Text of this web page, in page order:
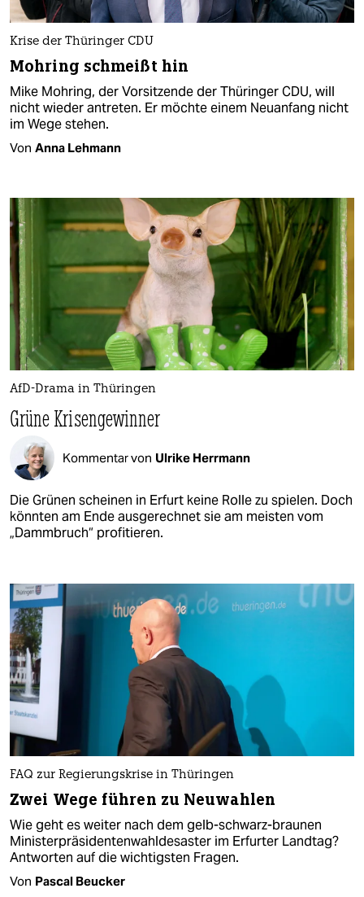
Krise der Thüringer CDU
Mohring schmeißt hin
Mike Mohring, der Vorsitzende der Thüringer CDU, will
nicht wieder antreten. Er möchte einem Neuanfang nicht
im Wege stehen.
Von Anna Lehmann
AfD-Drama in Thüringen
Grüne Krisengewinner
Kommentar von Ulrike Herrmann
Die Grünen scheinen in Erfurt keine Rolle zu spielen. Doch
könnten am Ende ausgerechnet sie am meisten vom
„Dammbruch“ profitieren.
FAQ zur Regierungskrise in Thüringen
Zwei Wege führen zu Neuwahlen
Wie geht es weiter nach dem gelb-schwarz-braunen
Ministerpräsidentenwahldesaster im Erfurter Landtag?
Antworten auf die wichtigsten Fragen.
Von Pascal Beucker